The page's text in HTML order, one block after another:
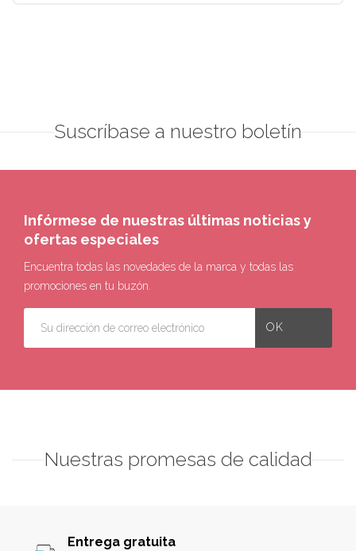
Suscríbase a nuestro boletín
Infórmese de nuestras últimas noticias y
ofertas especiales
Encuentra todas las novedades de la marca y todas las
promociones en tu buzón.
Nuestras promesas de calidad
Entrega gratuita